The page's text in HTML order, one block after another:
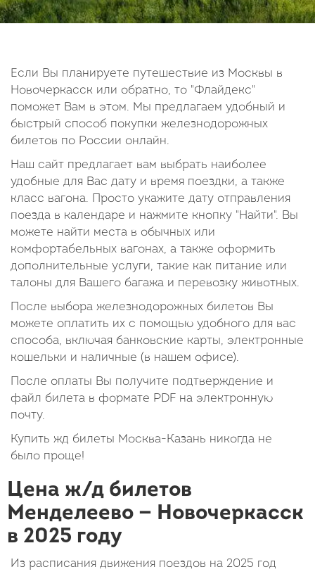
Если Вы планируете путешествие из Москвы в
Новочеркасск или обратно, то "Флайдекс"
поможет Вам в этом. Мы предлагаем удобный и
быстрый способ покупки железнодорожных
билетов по России онлайн.
Наш сайт предлагает вам выбрать наиболее
удобные для Вас дату и время поездки, а также
класс вагона. Просто укажите дату отправления
поезда в календаре и нажмите кнопку "Найти". Вы
можете найти места в обычных или
комфортабельных вагонах, а также оформить
дополнительные услуги, такие как питание или
талоны для Вашего багажа и перевозку животных.
После выбора железнодорожных билетов Вы
можете оплатить их с помощью удобного для вас
способа, включая банковские карты, электронные
кошельки и наличные (в нашем офисе).
После оплаты Вы получите подтверждение и
файл билета в формате PDF на электронную
почту.
Купить жд билеты Москва-Казань никогда не
было проще!
Цена ж/д билетов
Менделеево — Новочеркасск
в 2025 году
Из расписания движения поездов на 2025 год
14
15 16 17 18 19
20
Октябрь 2026
5
6 7 8 9 10
11
12
13 14 15 16 17
18
19
20 21 22 23
31